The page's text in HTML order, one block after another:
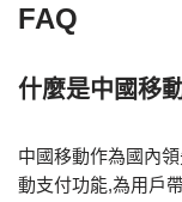
FAQ
什麼是中國移
中國移動作為國內
動支付功能,為用戶